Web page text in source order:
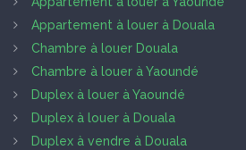
Appartement à louer à Douala
Chambre à louer Douala
Chambre à louer à Yaoundé
Duplex à louer à Yaoundé
Duplex à louer à Douala
Duplex à vendre à Douala